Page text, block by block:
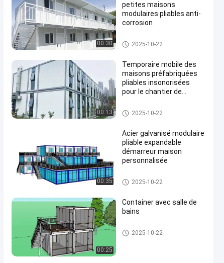
00:30
petites maisons
modulaires pliables anti-
corrosion
maisons modulaires pliables
2025-10-22
00:13
Temporaire mobile des
maisons préfabriquées
pliables insonorisées
pour le chantier de
maisons modulaires pliables
2025-10-22
00:35
Acier galvanisé modulaire
pliable expandable
démarreur maison
personnalisée
maisons modulaires pliables
2025-10-22
00:25
Container avec salle de
bains
maisons modulaires pliables
2025-10-22